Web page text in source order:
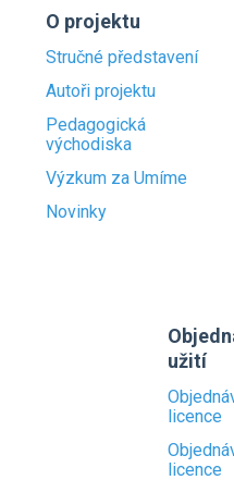
O projektu
Stručné představení
Autoři projektu
Pedagogická
východiska
Výzkum za Umíme
Novinky
užití
licence
licence